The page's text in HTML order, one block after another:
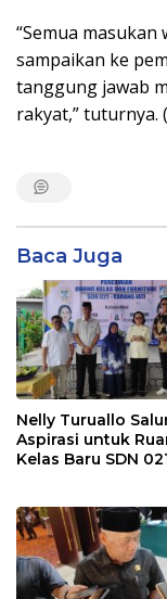
“Semua
sampaikan ke
tanggung jawab
rakyat,” tuturnya.
Baca Juga
Nelly Turuallo
Aspirasi untuk
Kelas Baru SDN